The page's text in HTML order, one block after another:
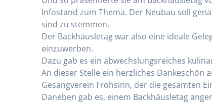
Infostand zum Thema. Der Neubau soll
sind zu stemmen.
Der Backhäusletag war also eine ideale
einzuwerben.
Dazu gab es ein abwechslungsreiches
An dieser Stelle ein herzliches
Gesangverein Frohsinn, der die gesamten
Daneben gab es, einem Backhäusletag